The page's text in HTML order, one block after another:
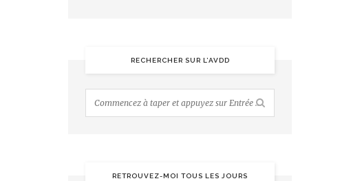
RECHERCHER SUR L’AVDD
RETROUVEZ-MOI TOUS LES JOURS